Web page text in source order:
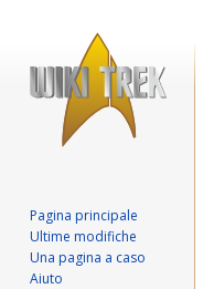
Pagina principale
Ultime modifiche
Una pagina a caso
Aiuto